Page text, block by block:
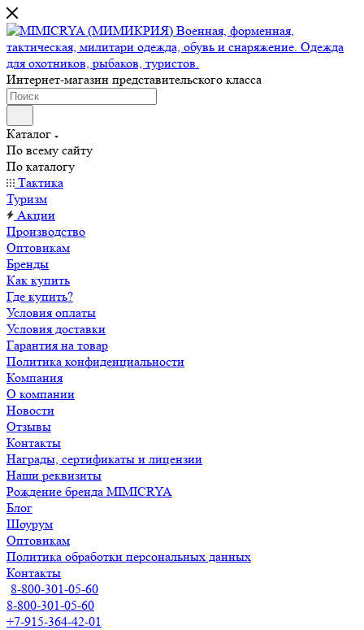
Интернет-магазин представительского класса
Каталог
По всему сайту
По каталогу
Тактика
Туризм
Акции
Производство
Оптовикам
Бренды
Как купить
Где купить?
Условия оплаты
Условия доставки
Гарантия на товар
Политика конфиденциальности
Компания
О компании
Новости
Отзывы
Контакты
Награды, сертификаты и лицензии
Наши реквизиты
Рождение бренда MIMICRYA
Блог
Шоурум
Оптовикам
Политика обработки персональных данных
Контакты
8-800-301-05-60
8-800-301-05-60
+7-915-364-42-01